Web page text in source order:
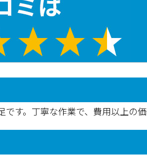
す。丁寧な作業で、費用以上の価